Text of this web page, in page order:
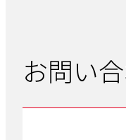
お問い